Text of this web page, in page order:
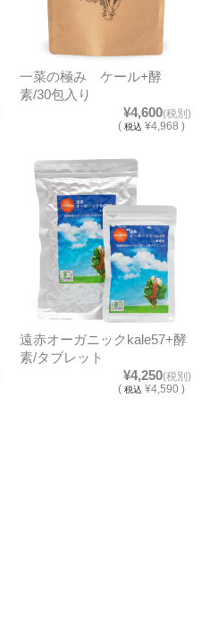
一菜の極み ケール+酵
素/30包入り
¥4,600(税別)
( 税込 ¥4,968 )
遠赤オーガニックkale57+酵
素/タブレット
¥4,250(税別)
( 税込 ¥4,590 )